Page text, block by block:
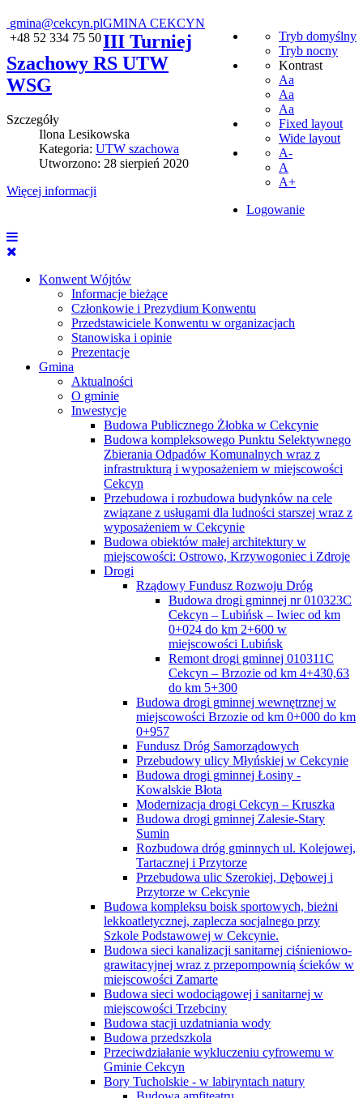
gmina@cekcyn.pl
+48 52 334 75 50
Tryb domyślny
Tryb nocny
Kontrast
Aa
Aa
Aa
Fixed layout
Wide layout
A-
A
A+
Logowanie
GMINA CEKCYN
Konwent Wójtów
Informacje bieżące
Członkowie i Prezydium Konwentu
Przedstawiciele Konwentu w organizacjach
Stanowiska i opinie
Prezentacje
Gmina
Aktualności
O gminie
Inwestycje
Budowa Publicznego Żłobka w Cekcynie
Budowa kompleksowego Punktu Selektywnego
Zbierania Odpadów Komunalnych wraz z
infrastrukturą i wyposażeniem w miejscowości
Cekcyn
Przebudowa i rozbudowa budynków na cele
związane z usługami dla ludności starszej wraz z
wyposażeniem w Cekcynie
Budowa obiektów małej architektury w
miejscowości: Ostrowo, Krzywogoniec i Zdroje
Drogi
Rządowy Fundusz Rozwoju Dróg
Budowa drogi gminnej nr 010323C
Cekcyn – Lubińsk – Iwiec od km
0+024 do km 2+600 w
miejscowości Lubińsk
Remont drogi gminnej 010311C
Cekcyn – Brzozie od km 4+430,63
do km 5+300
Budowa drogi gminnej wewnętrznej w
miejscowości Brzozie od km 0+000 do km
0+957
Fundusz Dróg Samorządowych
Przebudowy ulicy Młyńskiej w Cekcynie
Budowa drogi gminnej Łosiny -
Kowalskie Błota
Modernizacja drogi Cekcyn – Kruszka
Budowa drogi gminnej Zalesie-Stary
Sumin
Rozbudowa dróg gminnych ul. Kolejowej,
Tartacznej i Przytorze
Przebudowa ulic Szerokiej, Dębowej i
Przytorze w Cekcynie
Budowa kompleksu boisk sportowych, bieżni
lekkoatletycznej, zaplecza socjalnego przy
Szkole Podstawowej w Cekcynie.
Budowa sieci kanalizacji sanitarnej ciśnieniowo-
grawitacyjnej wraz z przepompownią ścieków w
miejscowości Zamarte
Budowa sieci wodociągowej i sanitarnej w
miejscowości Trzebciny
Budowa stacji uzdatniania wody
Budowa przedszkola
Przeciwdziałanie wykluczeniu cyfrowemu w
Gminie Cekcyn
Bory Tucholskie - w labiryntach natury
III Turniej
Szachowy RS UTW
WSG
Szczegóły
Ilona Lesikowska
Kategoria: UTW szachowa
Utworzono: 28 sierpień 2020
Więcej informacji